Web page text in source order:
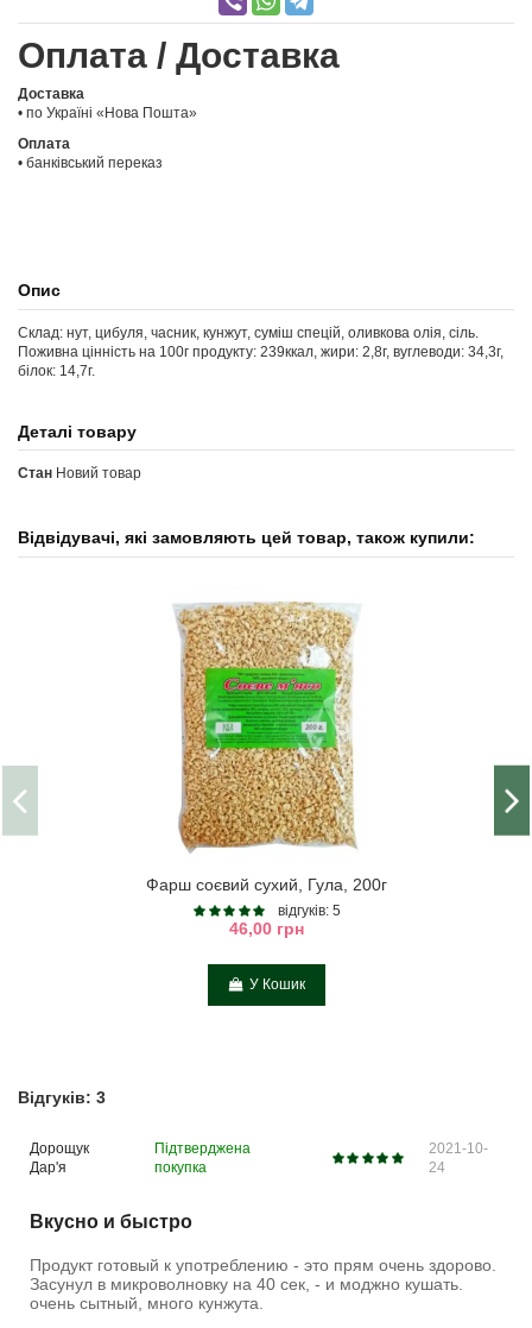
Оплата / Доставка
Доставка
• по Україні «Нова Пошта»
Оплата
• банківський переказ
Опис
Склад: нут, цибуля, часник, кунжут, суміш спецій, оливкова олія, сіль.
Поживна цінність на 100г продукту: 239ккал, жири: 2,8г, вуглеводи: 34,3г,
білок: 14,7г.
Деталі товару
Стан Новий товар
Відвідувачі, які замовляють цей товар, також купили:
Фарш соєвий сухий, Гула, 200г
відгуків: 5
46,00 грн
У Кошик
Відгуків: 3
Дорощук
Дар'я
Підтверджена
покупка
2021-10-
24
Вкусно и быстро
Продукт готовый к употреблению - это прям очень здорово.
Засунул в микроволновку на 40 сек, - и моджно кушать.
очень сытный, много кунжута.